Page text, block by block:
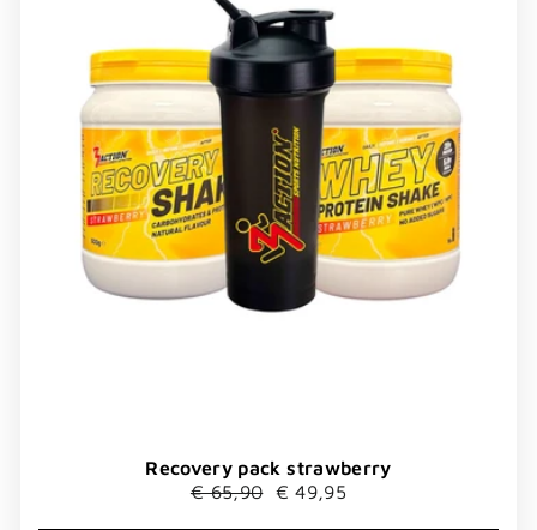
Recovery pack strawberry
Normaler
€ 65,90 Sonderpreis
€ 49,95